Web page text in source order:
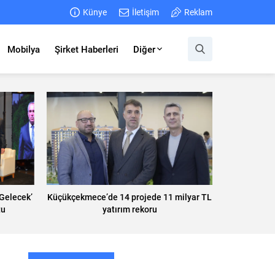
Künye İletişim Reklam
Mobilya Şirket Haberleri Diğer
Küçükçekmece’de 14 projede 11 milyar TL
yatırım rekoru